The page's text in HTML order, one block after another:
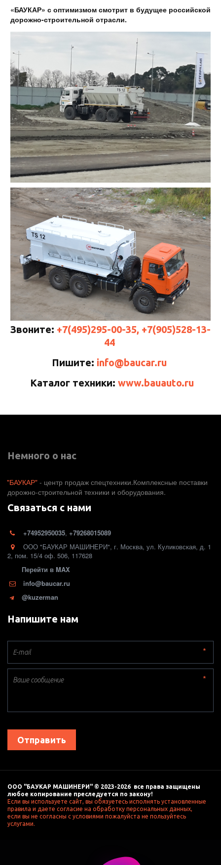
«БАУКАР» с оптимизмом смотрит в будущее российской
дорожно-строительной отрасли.
Звоните: +7(495)295-00-35, +7(905)528-13-
44
Пишите: info@baucar.ru
Каталог техники: www.bauauto.ru
Немного о нас
"БАУКАР" - центр продаж спецтехники.Комплексные поставки
дорожно-строительной техники и оборудования.
Связаться с нами
+74952950035, +79268015089
ООО "БАУКАР МАШИНЕРИ", г. Москва, ул. Куликовская, д. 1
2, пом. 15/4 оф. 506, 117628
Перейти в MAX
info@baucar.ru
@kuzerman
Напишите нам
*
*
Отправить
ООО "БАУКАР МАШИНЕРИ" © 2023-2026  все права защищены
любое копирование преследуется по закону!
Если вы используете сайт, вы обязуетесь исполнять установленные
правила и даете согласие на обработку персональных данных,
если вы не согласны с условиями пожалуйста не пользуйтесь
услугами.